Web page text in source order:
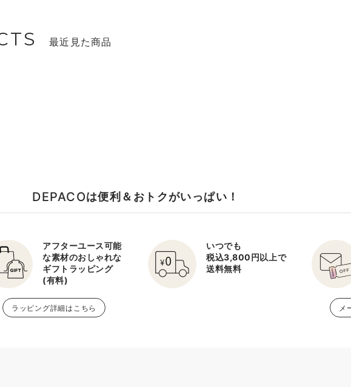
最近見た商品
DEPACOは便利＆おトクがいっぱい！
アフターユース可能
な素材のおしゃれな
ギフトラッピング
(有料)
ラッピング詳細はこちら
いつでも
税込3,800円以上で
送料無料
メ